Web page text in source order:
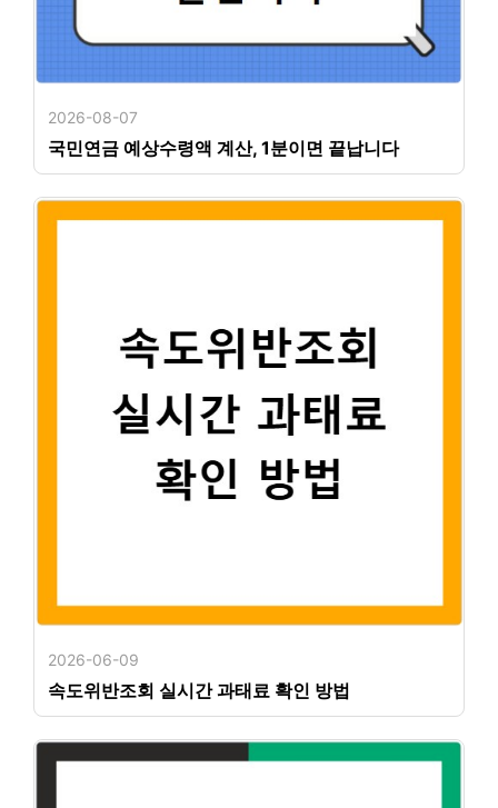
2026-08-07
국민연금 예상수령액 계산, 1분이면 끝납니다
2026-06-09
속도위반조회 실시간 과태료 확인 방법